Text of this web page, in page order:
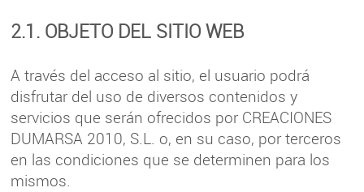
2.1. OBJETO DEL SITIO WEB
A través del acceso al sitio, el usuario podrá
disfrutar del uso de diversos contenidos y
servicios que serán ofrecidos por CREACIONES
DUMARSA 2010, S.L. o, en su caso, por terceros
en las condiciones que se determinen para los
mismos.